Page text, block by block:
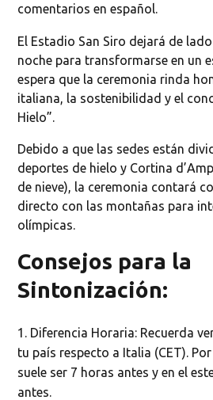
comentarios en español.
El Estadio San Siro dejará de
noche para transformarse en un
espera que la ceremonia rinda
italiana, la sostenibilidad y el
Hielo”.
Debido a que las sedes están
deportes de hielo y Cortina
de nieve), la ceremonia contará
directo con las montañas para
olímpicas.
Consejos para la
Sintonización:
Diferencia Horaria: Recuerda
tu país respecto a Italia (CET).
suele ser 7 horas antes y en el
antes.